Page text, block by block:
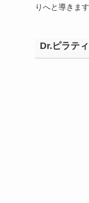
りへと導きます
Dr.ピラテ